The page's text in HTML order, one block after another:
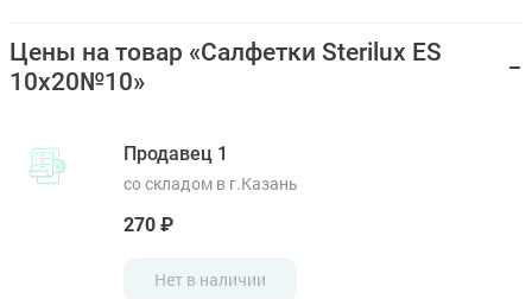
Цены на товар «Салфетки Sterilux ES
10х20№10»
Продавец 1
со складом в г.Казань
270 ₽
Нет в наличии